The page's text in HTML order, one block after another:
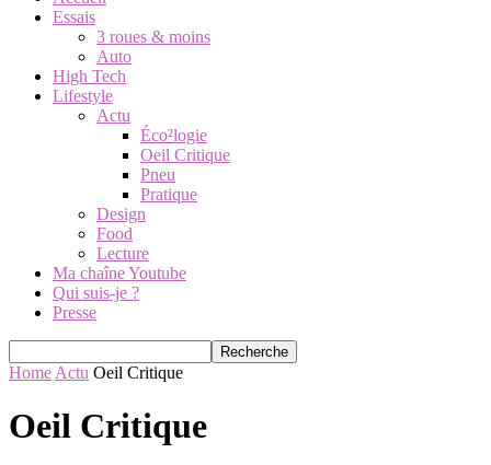
Essais
3 roues & moins
Auto
High Tech
Lifestyle
Actu
Éco²logie
Oeil Critique
Pneu
Pratique
Design
Food
Lecture
Ma chaîne Youtube
Qui suis-je ?
Presse
Home Actu Oeil Critique
Oeil Critique